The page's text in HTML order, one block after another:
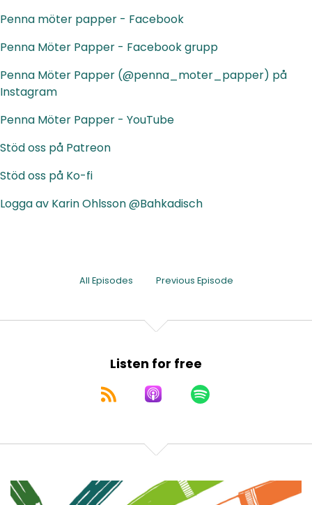
Penna möter papper - Facebook
Penna Möter Papper - Facebook grupp
Penna Möter Papper (@penna_moter_papper) på
Instagram
Penna Möter Papper - YouTube
Stöd oss på Patreon
Stöd oss på Ko-fi
Logga av Karin Ohlsson @Bahkadisch
All Episodes Previous Episode
Listen for free